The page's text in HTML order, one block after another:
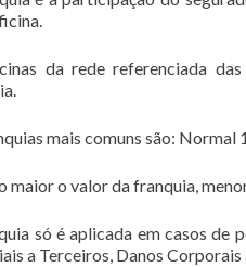
da rede referenciada
mais comuns são: Normal
maior o valor da franquia,
só é aplicada em casos de
a Terceiros, Danos Corporais